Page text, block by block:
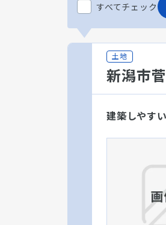
すべてチェック
土地
新潟市
建築しやす